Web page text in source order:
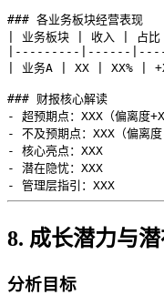
### 各业务板块经营表现
| 业务板块 | 收入 | 占
|---------|------
| 业务A | XX | XX% |
### 财报核心解读
- 超预期点：XXX（偏离度
- 不及预期点：XXX（偏离度-
- 核心亮点：XXX
- 潜在隐忧：XXX
8. 成长潜力与
分析目标